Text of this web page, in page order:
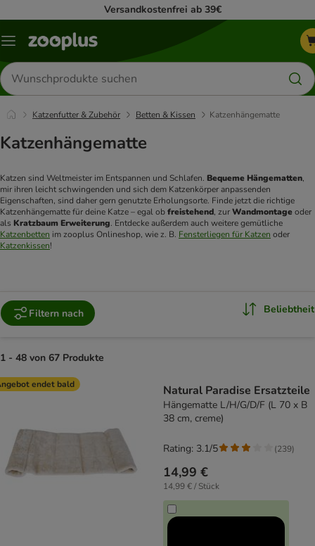
Versandkostenfrei ab 39€
Menü
Produkte
suchen
Katzenfutter & Zubehör Betten & Kissen Katzenhängematte
Katzenhängematte
Katzen sind Weltmeister im Entspannen und Schlafen. Bequeme Hängematten,
mir ihren leicht schwingenden und sich dem Katzenkörper anpassenden
Eigenschaften, sind daher gern genutzte Erholungsorte. Finde jetzt die richtige
Katzenhängematte für deine Katze – egal ob freistehend, zur Wandmontage oder
als Kratzbaum Erweiterung
Katzenbetten im zooplus Onlineshop, wie z. B. Fensterliegen für Katzen
Katzenkissen
Filtern nach Beliebtheit
1 - 48 von 67 Produkte
product items have been changed
endet bald Natural Paradise Ersatzteile
Hängematte L/H/G/D/F (L 70 x B
38 cm, creme)
14,99 €
14,99 € / Stück
Rating: 3.1/5 (239)